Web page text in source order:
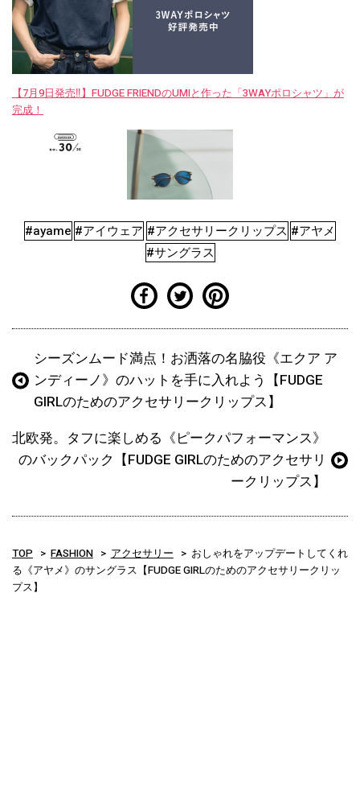
【7月9日発売‼︎】FUDGE FRIENDのUMIと作った「3WAYポロシャツ」が
完成！
#ayame #アイウェア #アクセサリークリップス #アヤメ
#サングラス
シーズンムード満点！お洒落の名脇役《エクア ア
ンディーノ》のハットを手に入れよう【FUDGE
GIRLのためのアクセサリークリップス】
北欧発。タフに楽しめる《ピークパフォーマンス》
のバックパック【FUDGE GIRLのためのアクセサリ
ークリップス】
TOP FASHION アクセサリー
おしゃれをアップデートしてくれ
る《アヤメ》のサングラス【FUDGE GIRLのためのアクセサリークリッ
プス】